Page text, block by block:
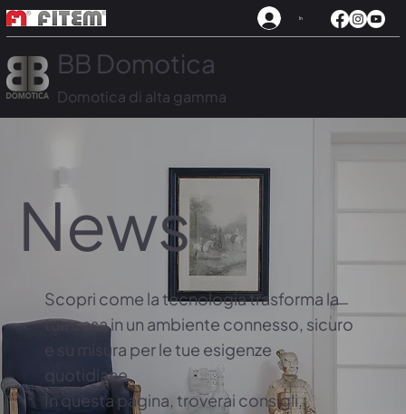
In
BB Domotica
Domotica di alta gamma
News
Scopri come la tecnologia trasforma la
tua casa in un ambiente connesso, sicuro
e su misura per le tue esigenze
quotidiane.
In questa pagina, troverai consigli,